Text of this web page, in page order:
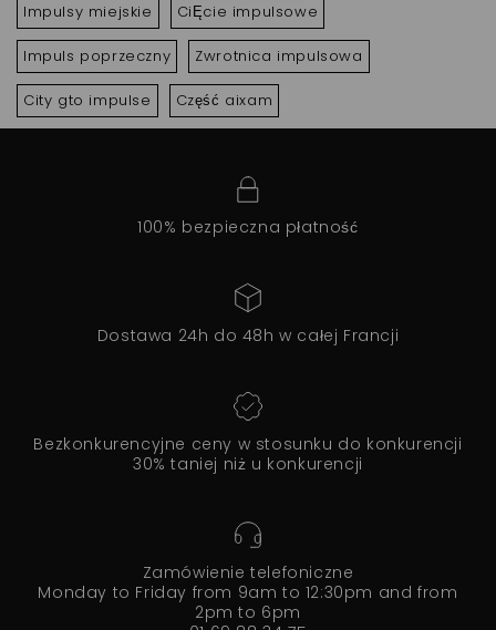
Impulsy miejskie CiĘcie impulsowe
Impuls poprzeczny Zwrotnica impulsowa
City gto impulse Część aixam
100% bezpieczna płatność
Dostawa 24h do 48h w całej Francji
Bezkonkurencyjne ceny w stosunku do konkurencji
30% taniej niż u konkurencji
Zamówienie telefoniczne
Monday to Friday from 9am to 12:30pm and from
2pm to 6pm